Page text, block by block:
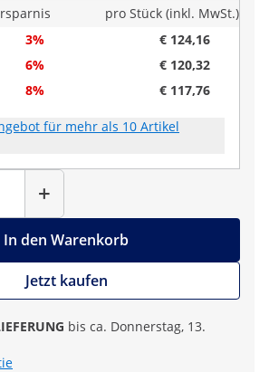
pro Stück (inkl. MwSt.)
3%
€ 124,16
6%
€ 120,32
8% € 117,76
für mehr als 10 Artikel
+
In den Warenkorb
Jetzt kaufen
bis ca. Donnerstag, 13.